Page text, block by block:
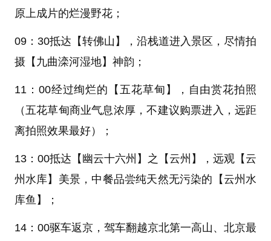
原上成片的烂漫野花；
09：30抵达 【转佛山】
，沿栈道进入景区，尽情拍
摄【九曲滦河湿地】 神韵；
11：00经过绚烂的 【五花草甸】
，自由赏花拍照
（五花草甸商业气息浓厚，不建议购票进入，远距
离拍照效果最好）
；
13：00抵达 【幽云十六州】 之 【云州】 ，远观 【云
州水库】 美景，中餐品尝纯天然无污染的 【云州水
库鱼】
；
14：00驱车返京，驾车翻越京北第一高山、北京最